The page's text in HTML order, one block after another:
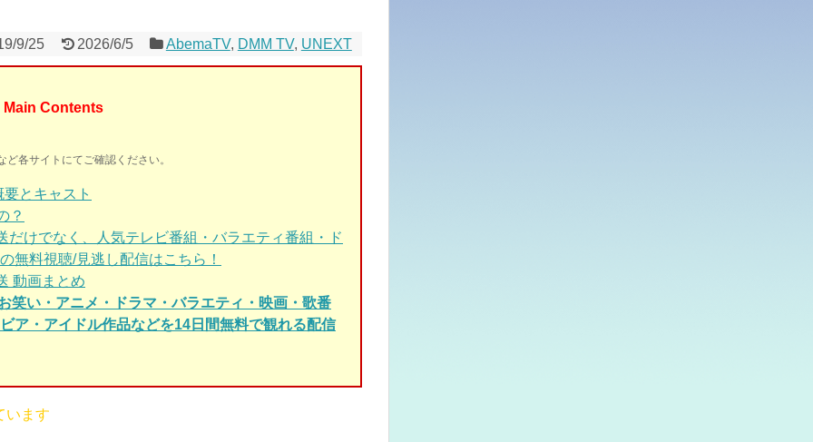
9/25 2026/6/5 AbemaTV, DMM TV, UNEXT
Main Contents
各サイトにてご確認ください。
とキャスト
？
けでなく、人気テレビ番組・バラエティ番組・ド
無料視聴/見逃し配信はこちら！
動画まとめ
笑い・アニメ・ドラマ・バラエティ・映画・歌番
ア・アイドル作品などを14日間無料で観れる配信
います